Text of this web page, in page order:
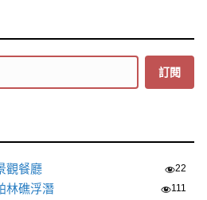
訂閱
觀餐廳 22
林礁浮潛 111